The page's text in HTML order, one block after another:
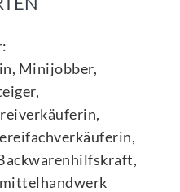
Minijobber,